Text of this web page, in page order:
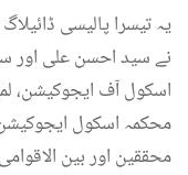
یہ تیسرا پالیسی
اسکول آف ایجوکیشن،
محکمہ اسکول
محققین اور بین